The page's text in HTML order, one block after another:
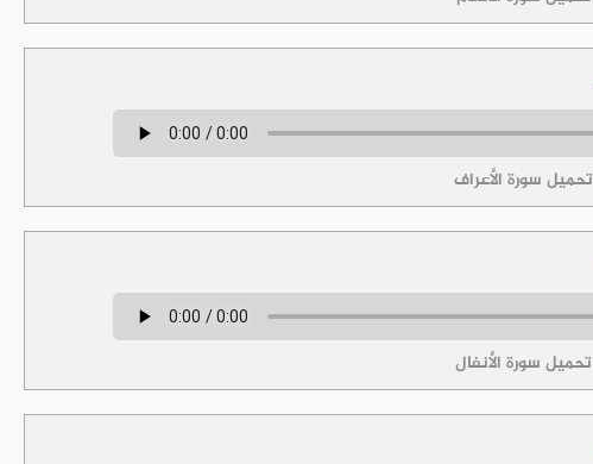
تحميل سورة الأعراف
تحميل سورة الأنفال